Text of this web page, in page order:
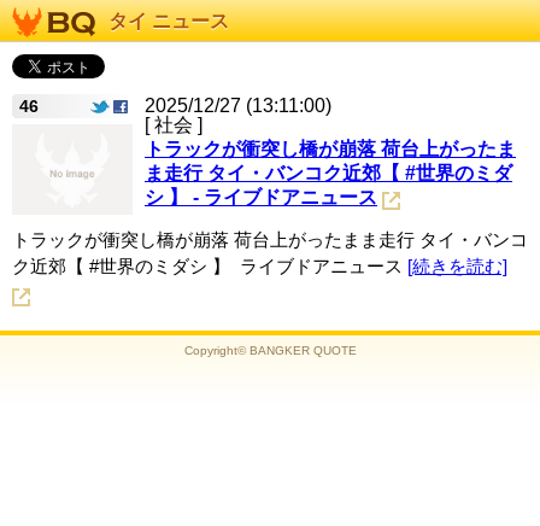
タイ ニュース
46
2025/12/27 (13:11:00)
[ 社会 ]
トラックが衝突し橋が崩落 荷台上がったま
ま走行 タイ・バンコク近郊【 #世界のミダ
シ 】 - ライブドアニュース
トラックが衝突し橋が崩落 荷台上がったまま走行 タイ・バンコ
ク近郊【 #世界のミダシ 】 ライブドアニュース [続きを読む]
Copyright© BANGKER QUOTE